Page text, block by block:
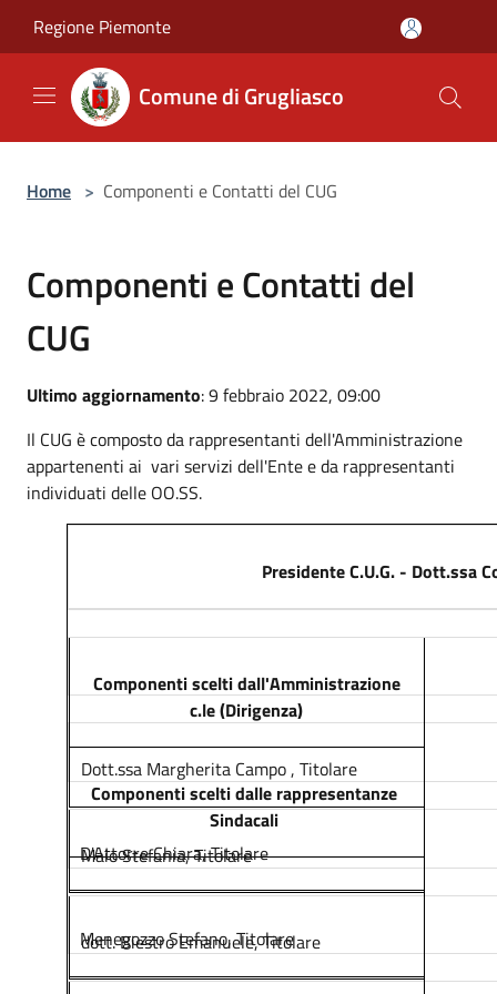
Regione Piemonte
Comune di Grugliasco
Home > Componenti e Contatti del CUG
Componenti e Contatti del
CUG
Ultimo aggiornamento: 9 febbraio 2022, 09:00
Il CUG è composto da rappresentanti dell'Amministrazione
appartenenti ai vari servizi dell'Ente e da rappresentanti
individuati delle OO.SS.
Presidente C.U.G. - Dott.ssa
Componenti scelti dall'Amministrazione
c.le (Dirigenza)
Componenti scelti dalle rappresentanze
Sindacali
Dott.ssa Margherita Campo , Titolare
D'Attorre Chiara, Titolare
Maio Stefania, Titolare
Menegozzo Stefano, Titolare
dott. Biestro Emanuele, Titolare